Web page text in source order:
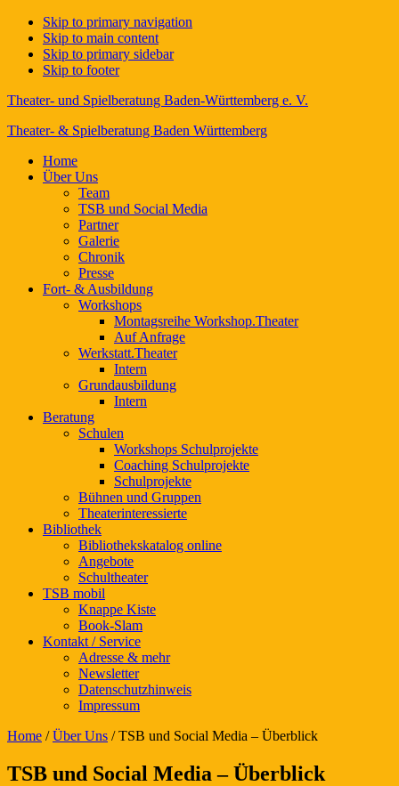
Skip to primary navigation
Skip to main content
Skip to primary sidebar
Skip to footer
Theater- und Spielberatung Baden-Württemberg e. V.
Theater- & Spielberatung Baden Württemberg
Home
Über Uns
Team
TSB und Social Media
Partner
Galerie
Chronik
Presse
Fort- & Ausbildung
Workshops
Montagsreihe Workshop.Theater
Auf Anfrage
Werkstatt.Theater
Intern
Grundausbildung
Intern
Beratung
Schulen
Workshops Schulprojekte
Coaching Schulprojekte
Schulprojekte
Bühnen und Gruppen
Theaterinteressierte
Bibliothek
Bibliothekskatalog online
Angebote
Schultheater
TSB mobil
Knappe Kiste
Book-Slam
Kontakt / Service
Adresse & mehr
Newsletter
Datenschutzhinweis
Impressum
Home /Über Uns /TSB und Social Media – Überblick
TSB und Social Media – Überblick